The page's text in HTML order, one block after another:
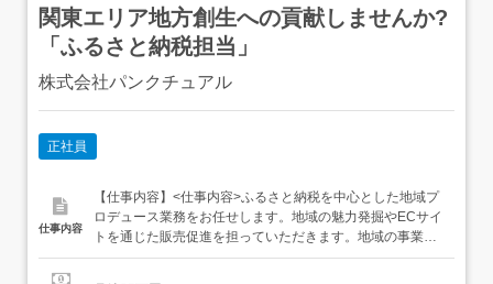
関東エリア地方創生への貢献しませんか?
「ふるさと納税担当」
株式会社パンクチュアル
正社員
仕事内容
【仕事内容】<仕事内容>ふるさと納税を中心とした地域プ
ロデュース業務をお任せします。地域の魅力発掘やECサイ
トを通じた販売促進を担っていただきます。地域の事業者
と共に戦略を立て、地域産業を盛り上げる業務です。課題